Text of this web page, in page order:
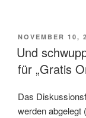
AM
NOVEMBER 10,
Und
für „Gratis
Das
werden abgelegt